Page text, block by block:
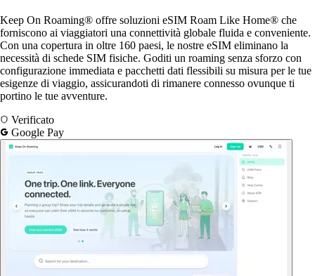
Keep On Roaming® offre soluzioni eSIM Roam Like Home® che
forniscono ai viaggiatori una connettività globale fluida e conveniente.
Con una copertura in oltre 160 paesi, le nostre eSIM eliminano la
necessità di schede SIM fisiche. Goditi un roaming senza sforzo con
configurazione immediata e pacchetti dati flessibili su misura per le tue
esigenze di viaggio, assicurandoti di rimanere connesso ovunque ti
portino le tue avventure.
Verificato
Google Pay